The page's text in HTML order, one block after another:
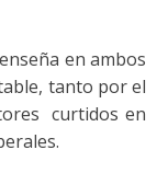
en ambos
tanto por el
curtidos en